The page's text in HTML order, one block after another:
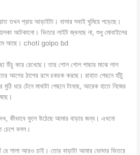
রাত তখন প্রায় আড়াইটা। বাসার সবাই ঘুমিয়ে পড়েছে।
আটকানো। ভিতরে লাইট জ্বলছে না, শুধু মোবাইলের
আছে। choti golpo bd
উঁচু করে রেখেছে। তার গোল গোল পাছার মাঝে লাল
আগের ঠাপের রসে চকচক করছে। রাহাত পেছনে হাঁটু
ধরে টেনে মাথাটা পেছনে টানছে, আরেক হাতে নিজের
কীভাবে ফুলে উঠেছে আমার বাড়ার জন্য। এখনো
চেপে বলল।
রে শালা আরও চাই। তোর বাড়াটা আমার ভোদার ভিতরে